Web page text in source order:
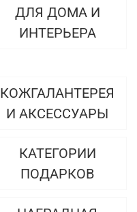
ДЛЯ ДОМА И
ИНТЕРЬЕРА
КОЖГАЛАНТЕРЕЯ
И АКСЕССУАРЫ
КАТЕГОРИИ
ПОДАРКОВ